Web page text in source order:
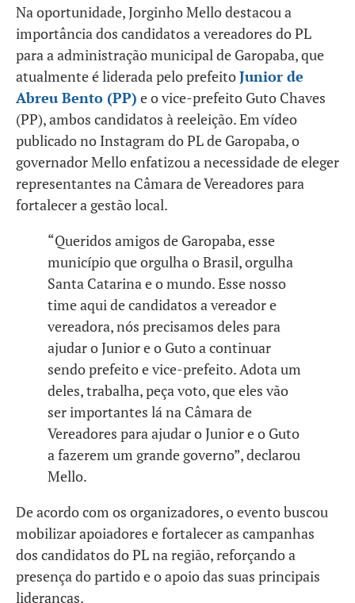
Na oportunidade, Jorginho Mello destacou a
importância dos candidatos a vereadores do PL
para a administração municipal de Garopaba, que
atualmente é liderada pelo prefeitoJunior de
Abreu Bento (PP) e o vice-prefeito Guto Chaves
(PP), ambos candidatos à reeleição. Em vídeo
publicado no Instagram do PL de Garopaba, o
governador Mello enfatizou a necessidade de eleger
representantes na Câmara de Vereadores para
fortalecer a gestão local.
“Queridos amigos de Garopaba, esse
município que orgulha o Brasil, orgulha
Santa Catarina e o mundo. Esse nosso
time aqui de candidatos a vereador e
vereadora, nós precisamos deles para
ajudar o Junior e o Guto a continuar
sendo prefeito e vice-prefeito. Adota um
deles, trabalha, peça voto, que eles vão
ser importantes lá na Câmara de
Vereadores para ajudar o Junior e o Guto
a fazerem um grande governo”, declarou
Mello.
De acordo com os organizadores, o evento buscou
mobilizar apoiadores e fortalecer as campanhas
dos candidatos do PL na região, reforçando a
presença do partido e o apoio das suas principais
lideranças.